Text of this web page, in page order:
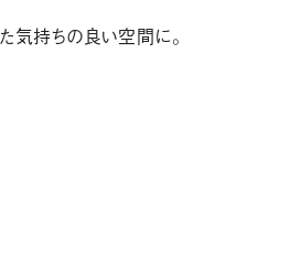
気持ちの良い空間に。